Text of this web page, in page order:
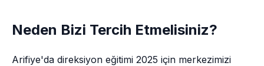
Neden Bizi Tercih Etmelisiniz?
Arifiye'da direksiyon eğitimi 2025 için merkezimizi